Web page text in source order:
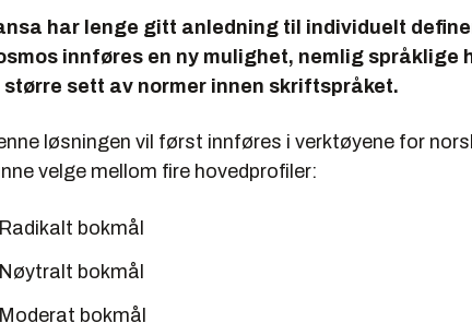
har lenge gitt anledning til individuelt
innføres en ny mulighet, nemlig språklige
større sett av normer innen skriftspråket.
løsningen vil først innføres i verktøyene for
velge mellom fire hovedprofiler:
Radikalt bokmål
Nøytralt bokmål
Moderat bokmål